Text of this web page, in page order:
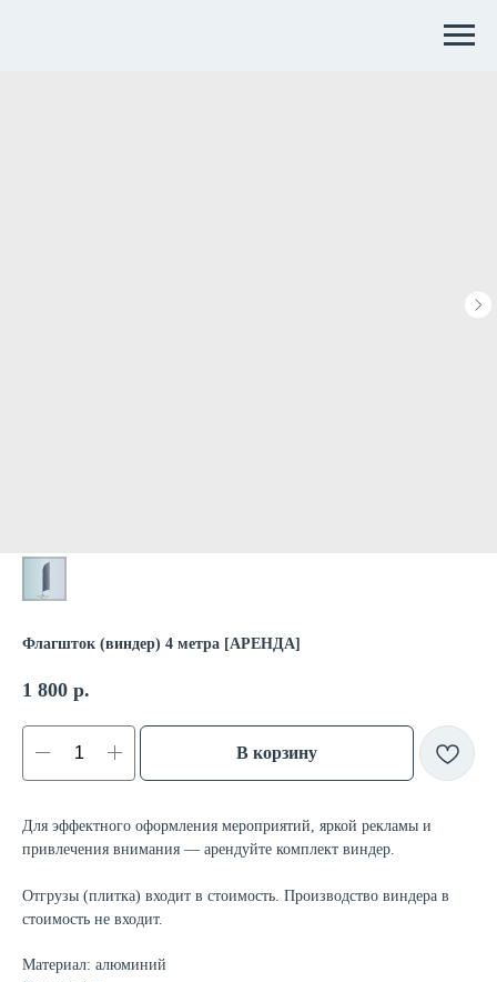
Флагшток (виндер) 4 метра [АРЕНДА]
1 800 р.
В корзину
Для эффектного оформления мероприятий, яркой рекламы и
привлечения внимания — арендуйте комплект виндер.
Отгрузы (плитка) входит в стоимость. Производство виндера в
стоимость не входит.
Материал: алюминий